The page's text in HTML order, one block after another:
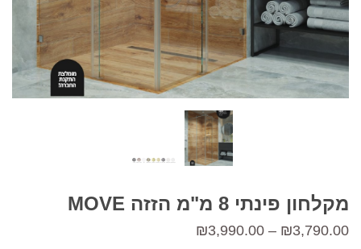
מקלחון פינתי 8 מ"מ הזזה MOVE
₪3,790.00
–
₪3,990.00